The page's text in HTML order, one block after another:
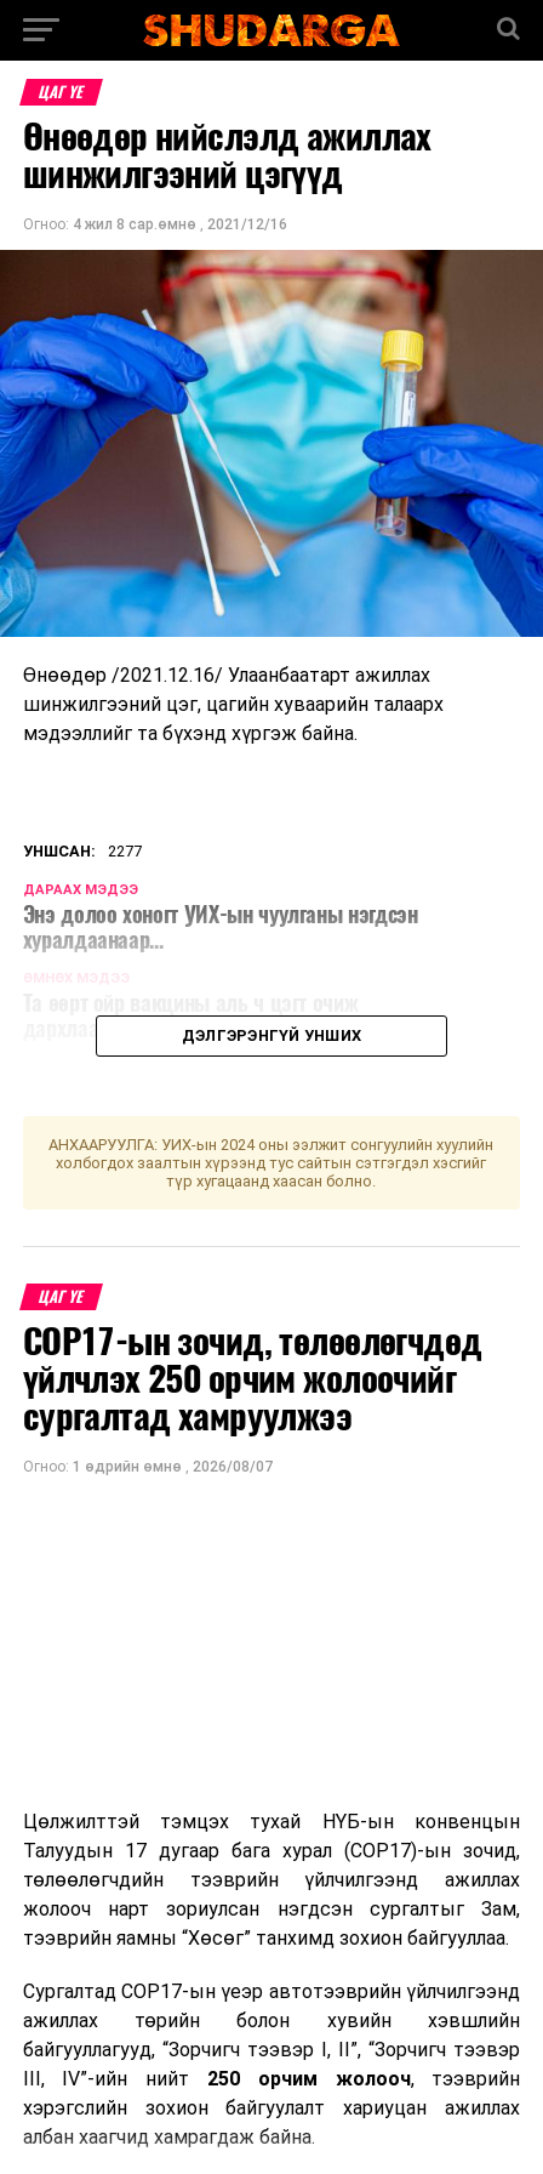
ЦАГ ҮЕ
Өнөөдөр нийслэлд ажиллах
шинжилгээний цэгүүд
Огноо: 4 жил 8 сар.өмнө , 2021/12/16
Өнөөдөр /2021.12.16/ Улаанбаатарт ажиллах
шинжилгээний цэг, цагийн хуваарийн талаарх
мэдээллийг та бүхэнд хүргэж байна.
УНШСАН: 2277
ДАРААХ МЭДЭЭ
Энэ долоо хоногт УИХ-ын чуулганы нэгдсэн
хуралдаанаар...
ӨМНӨХ МЭДЭЭ
дархлаажуулалтад хамрагдаарай
ДЭЛГЭРЭНГҮЙ УНШИХ
АНХААРУУЛГА: УИХ-ын 2024 оны ээлжит сонгуулийн хуулийн
холбогдох заалтын хүрээнд тус сайтын сэтгэгдэл хэсгийг
түр хугацаанд хаасан болно.
ЦАГ ҮЕ
COP17-ын зочид, төлөөлөгчдөд
үйлчлэх 250 орчим жолоочийг
сургалтад хамруулжээ
Огноо: 1 өдрийн өмнө 2026/08/07
Цөлжилттэй тэмцэх тухай НҮБ-ын конвенцын
Талуудын 17 дугаар бага хурал (COP17)-ын зочид,
төлөөлөгчдийн тээврийн үйлчилгээнд ажиллах
жолооч нарт зориулсан нэгдсэн сургалтыг Зам,
тээврийн яамны “Хөсөг” танхимд зохион байгууллаа.
Сургалтад COP17-ын үеэр автотээврийн үйлчилгээнд
ажиллах төрийн болон хувийн хэвшлийн
байгууллагууд, “Зорчигч тээвэр I, II”, “Зорчигч тээвэр
III, IV”-ийн нийт 250 орчим жолооч, тээврийн
хэрэгслийн зохион байгуулалт хариуцан ажиллах
албан хаагчид хамрагдаж байна.